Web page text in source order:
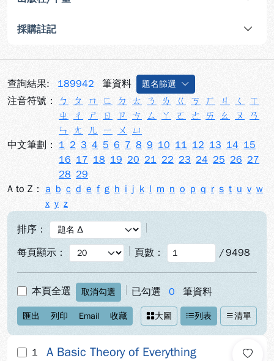
採購註記
查詢結果: 189942 筆資料 題名篩選
注音符號： ㄅ ㄆ ㄇ ㄈ ㄉ ㄊ ㄋ ㄌ ㄍ ㄎ ㄏ ㄐ ㄑ
ㄒ
ㄓ
ㄔ ㄕ ㄖ ㄗ ㄘ ㄙ ㄚ ㄛ ㄜ ㄞ ㄠ ㄡ
ㄢ
ㄣ
ㄤ ㄦ ㄧ ㄨ
ㄩ
中文筆劃： 1 2 3 4 5 6 7 8 9 10 11 12 13 14 15
16 17 18 19 20 21 22 23 24 25 26 27
28 29
A to Z： a b c d e f g h i j k l m n o p q r s t u v w
x y z
排序：
每頁顯示：
頁數： /9498
本頁全選 取消勾選 已勾選 0 筆資料
匯出 列印 Email 收藏 大圖 列表 清單
1 A Basic Theory of Everything